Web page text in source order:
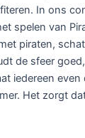
In ons
spelen van
piraten,
de sfeer
iedereen
Het zorgt